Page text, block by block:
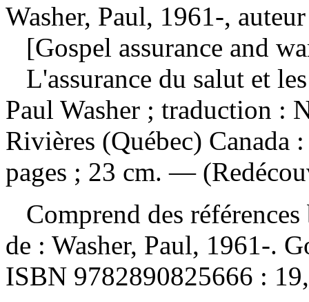
Washer, Paul, 1961-, auteur
[Gospel assurance and
L'assurance du salut et
Paul Washer ; traduction :
Rivières (Québec)
pages ; 23 cm. —
Comprend des
de : Washer, Paul, 1961-.
ISBN 9782890825666 :